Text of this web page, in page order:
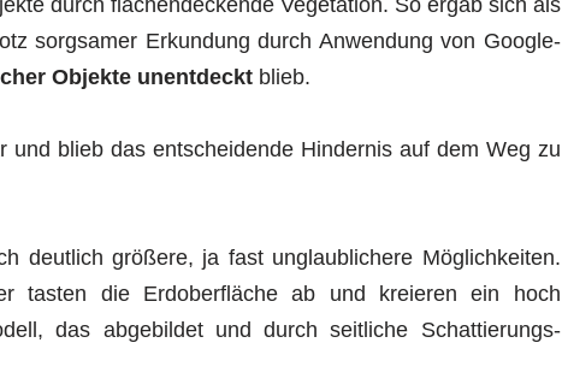
durch flächendeckende Vegetation. So ergab sich als
sorgsamer Erkundung durch Anwendung von Google-
Objekte unentdecktblieb.
und blieb das entscheidende Hindernis auf dem Weg zu
deutlich größere, ja fast unglaublichere Möglichkeiten.
tasten die Erdoberfläche ab und kreieren ein hoch
das abgebildet und durch seitliche Schattierungs-